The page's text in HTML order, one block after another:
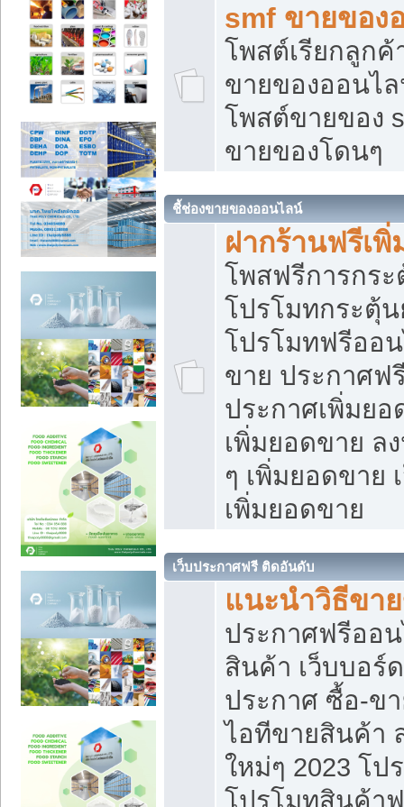
smf ขายของ
โพสต์เรียกลูกค้
ขายของออนไ
โพสต์ขายของ
ขายของโดนๆ
ชี้ช่องขายของออนไลน์
ฝากร้านฟรีเ
โพสฟรีการกร
โปรโมทกระตุ้
โปรโมทฟรีออ
ขาย ประกาศฟ
ประกาศเพิ่มย
เพิ่มยอดขาย ล
ๆ เพิ่มยอดขาย
เพิ่มยอดขาย
เว็บประกาศฟรี ติดอันดับ
แนะนำวิธีขา
ประกาศฟรีออ
สินค้า เว็บบอร์
ประกาศ ซื้อ-ข
ไอทีขายสินค้า
ใหม่ๆ 2023 โป
โปรโมทสินค้า